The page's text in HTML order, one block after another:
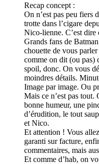
Recap concept :
On n’est pas peu fiers
trotte dans l’cigare
Nico-lienne. C’est dire
Grands fans de
chouette de vous
comme on dit (ou pas)
spoil, donc. On vous
moindres détails.
Image par image. Ou
Mais ce n’est pas tout.
bonne humeur, une
d’érudition, le tout
et Nico.
Et attention ! Vous
garanti sur facture,
commentaires, mais
Et comme d’hab, on